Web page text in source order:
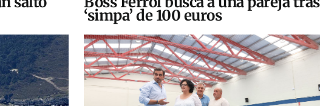
‘simpa’ de 100 euros